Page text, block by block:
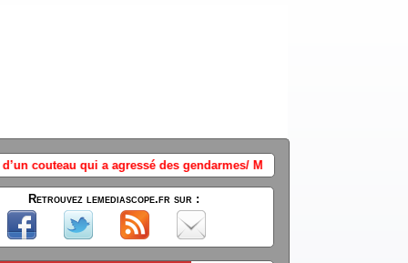
gendarmes/ Macon "Je salue le courage et le sang-froid de nos
Retrouvez lemediascope.fr sur :